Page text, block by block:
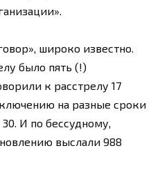
широко известно.
было пять (!)
к расстрелу 17
на разные сроки
И по бессудному,
выслали 988